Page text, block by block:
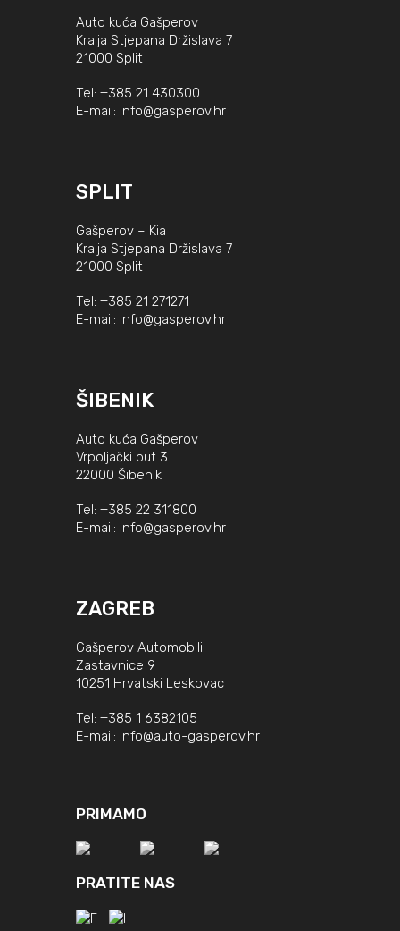
Auto kuća Gašperov
Kralja Stjepana Držislava 7
21000 Split
Tel: +385 21 430300
E-mail: info@gasperov.hr
SPLIT
Gašperov – Kia
Kralja Stjepana Držislava 7
21000 Split
Tel: +385 21 271271
E-mail: info@gasperov.hr
ŠIBENIK
Auto kuća Gašperov
Vrpoljački put 3
22000 Šibenik
Tel: +385 22 311800
E-mail: info@gasperov.hr
ZAGREB
Gašperov Automobili
Zastavnice 9
10251 Hrvatski Leskovac
Tel: +385 1 6382105
E-mail: info@auto-gasperov.hr
PRIMAMO
PRATITE NAS